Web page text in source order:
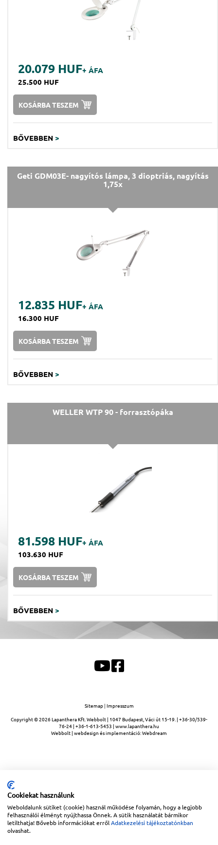
20.079 HUF+ ÁFA
25.500 HUF
KOSÁRBA TESZEM
BŐVEBBEN >
Geti GDM03E- nagyítós lámpa, 3 dioptriás, nagyítás
1,75x
12.835 HUF+ ÁFA
16.300 HUF
KOSÁRBA TESZEM
BŐVEBBEN >
WELLER WTP 90 - forrasztópáka
81.598 HUF+ ÁFA
103.630 HUF
KOSÁRBA TESZEM
BŐVEBBEN >
Sitemap | Impresszum
Copyright © 2026 Lapanthera Kft.Webbolt | 1047 Budapest,Váci út 15-19. | +36-30/539-
76-24 | +36-1-613-5453 | www.lapanthera.hu
Webbolt | webdesign és implementáció:Webdream
Cookiekat használunk
Weboldalunk sütiket (cookie) használ működése folyamán, hogy a legjobb
felhasználói élményt nyújthassa Önnek. A sütik használatát bármikor
letilthatja! Bővebb információkat errőlAdatkezelési tájékoztatónkban
olvashat.